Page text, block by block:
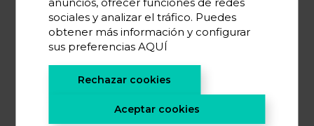
47%
4%
23%
sociales y analizar el tráfico. Puedes
obtener más información y configurar
sus preferenciasAQUÍ
Rechazar cookies
Aceptar cookies